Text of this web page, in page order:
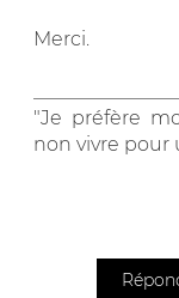
Merci.
"Je préfère
non vivre pour